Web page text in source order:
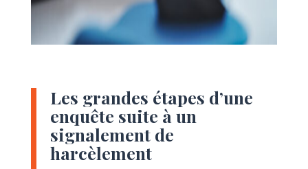
Les grandes étapes d’une
enquête suite à un
signalement de
harcèlement